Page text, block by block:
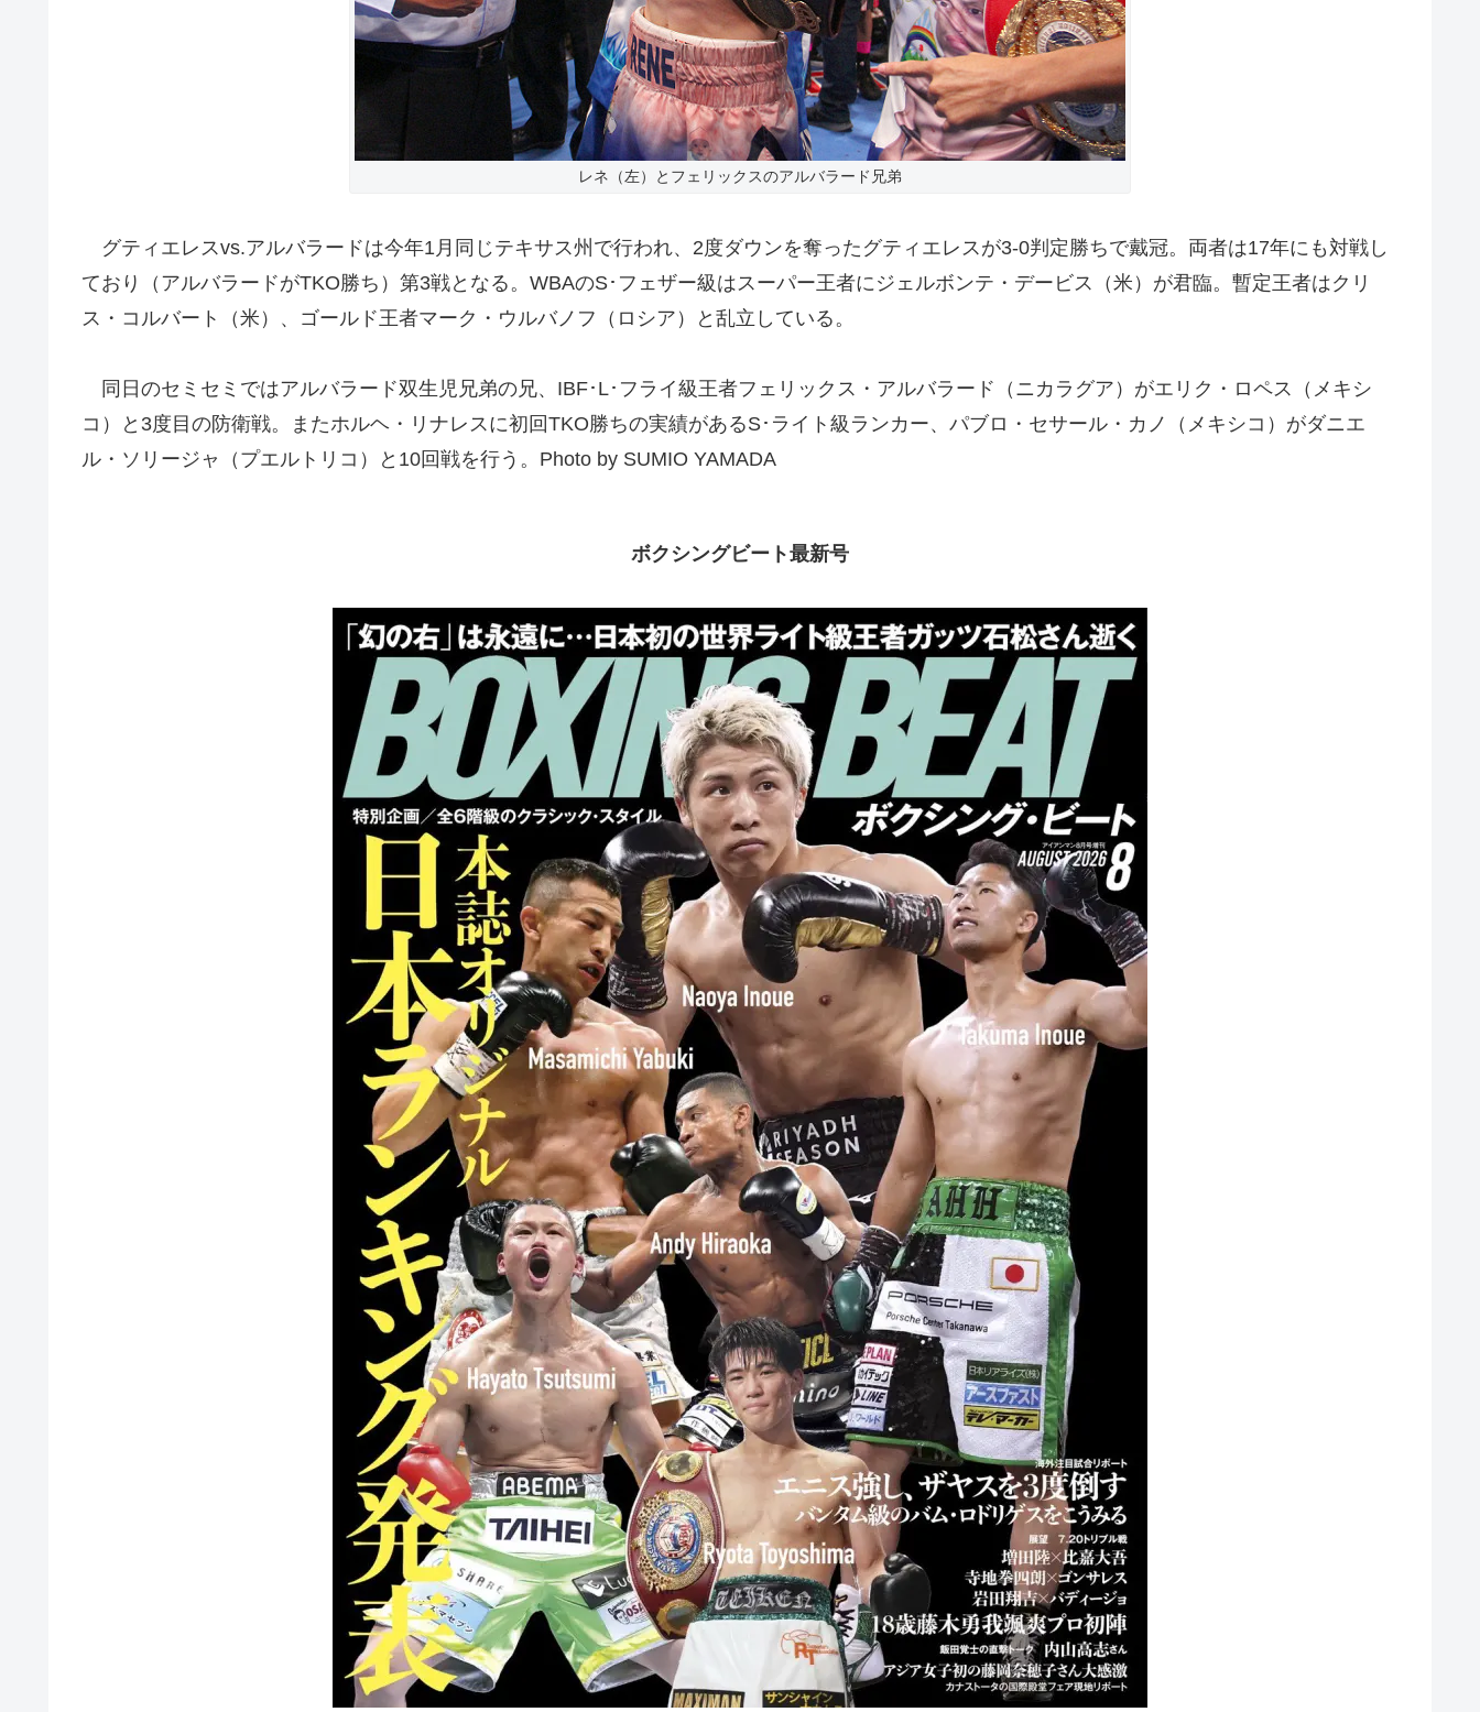
レネ（左）とフェリックスのアルバラード兄弟
グティエレスvs.アルバラードは今年1月同じテキサス州で行われ、2度ダウンを奪ったグティエレスが3-0判定勝ちで戴冠。両者は17年にも対戦し
ており（アルバラードがTKO勝ち）第3戦となる。WBAのS･フェザー級はスーパー王者にジェルボンテ・デービス（米）が君臨。暫定王者はクリ
ス・コルバート（米）、ゴールド王者マーク・ウルバノフ（ロシア）と乱立している。
同日のセミセミではアルバラード双生児兄弟の兄、IBF･L･フライ級王者フェリックス・アルバラード（ニカラグア）がエリク・ロペス（メキシ
コ）と3度目の防衛戦。またホルヘ・リナレスに初回TKO勝ちの実績があるS･ライト級ランカー、パブロ・セサール・カノ（メキシコ）がダニエ
ル・ソリージャ（プエルトリコ）と10回戦を行う。Photo by SUMIO YAMADA
ボクシングビート最新号